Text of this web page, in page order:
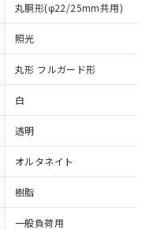
丸胴形(φ22/25mm共用)
照光
丸形 フルガード形
白
透明
オルタネイト
樹脂
一般負荷用